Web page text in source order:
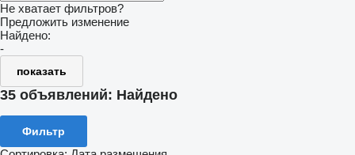
Не хватает фильтров?
Предложить изменение
Найдено:
-
показать
35 объявлений: Найдено
Фильтр